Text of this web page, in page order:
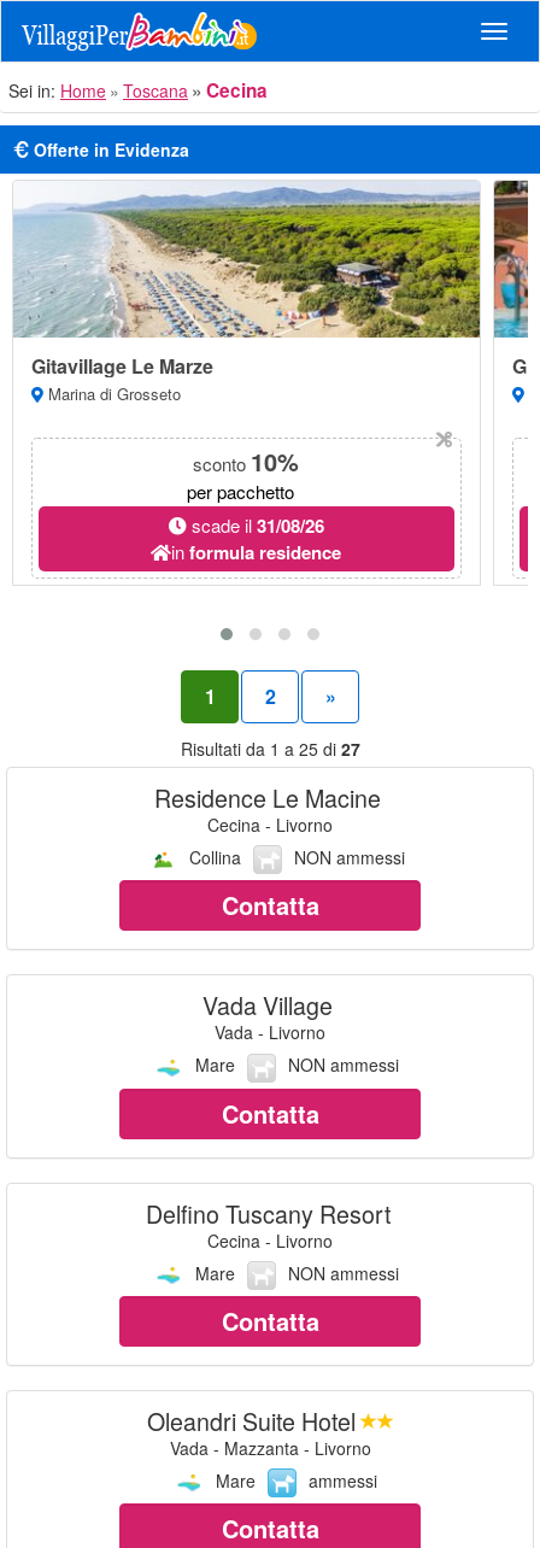
Sei in: Home Toscana Cecina
Offerte in Evidenza
Gitavillage Le Marze
Marina di Grosseto
sconto 10%
per pacchetto
scade il31/08/26
informula residence
1 2 »
Risultati da 1 a 25 di 27
Residence Le Macine
Cecina - Livorno
Collina
NON ammessi
Contatta
Vada Village
Vada - Livorno
Mare
NON ammessi
Contatta
Delfino Tuscany Resort
Cecina - Livorno
Mare
NON ammessi
Contatta
Oleandri Suite Hotel
Vada - Mazzanta - Livorno
Mare
ammessi
Contatta